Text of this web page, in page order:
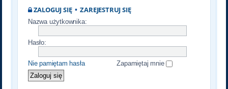
ZALOGUJ SIĘ•ZAREJESTRUJ SIĘ
Nazwa użytkownika:
Hasło:
Nie pamiętam hasła Zapamiętaj mnie